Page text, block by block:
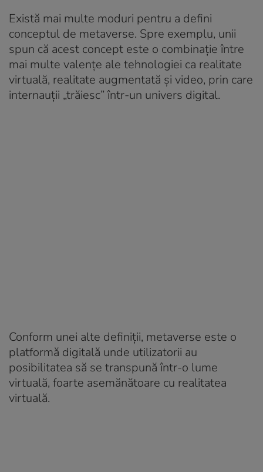
Există mai multe moduri pentru a defini
conceptul de metaverse. Spre exemplu, unii
spun că acest concept este o combinație între
mai multe valențe ale tehnologiei ca realitate
virtuală, realitate augmentată și video, prin care
internauții „trăiesc” într-un univers digital.
Conform unei alte definiții, metaverse este o
platformă digitală unde utilizatorii au
posibilitatea să se transpună într-o lume
virtuală, foarte asemănătoare cu realitatea
virtuală.